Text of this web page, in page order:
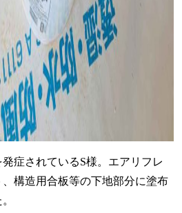
症されているS様。エアリフレ
構造用合板等の下地部分に塗布